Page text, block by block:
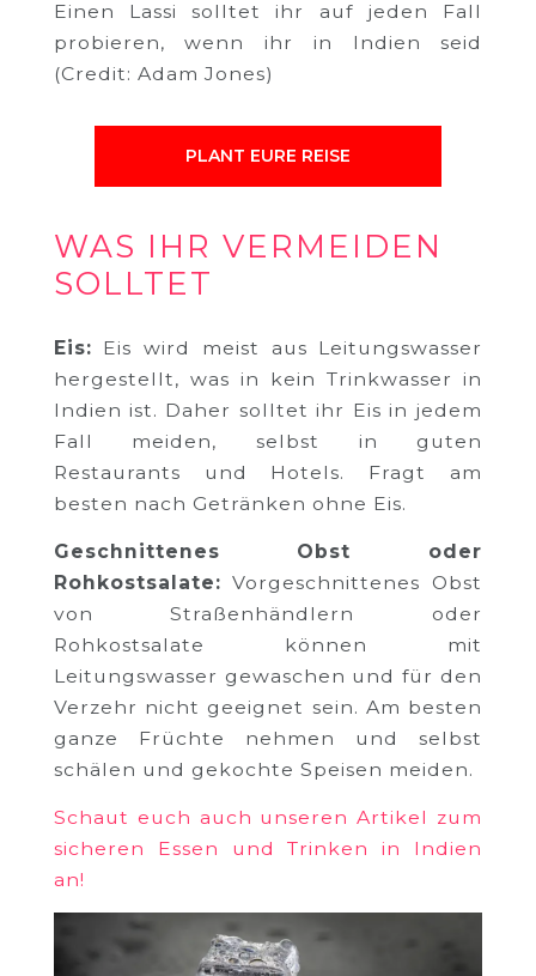
Einen Lassi solltet ihr auf jeden Fall
probieren, wenn ihr in Indien seid
(Credit: Adam Jones)
PLANT EURE REISE
WAS IHR VERMEIDEN
SOLLTET
Eis: Eis wird meist aus Leitungswasser
hergestellt, was in kein Trinkwasser in
Indien ist. Daher solltet ihr Eis in jedem
Fall meiden, selbst in guten
Restaurants und Hotels. Fragt am
besten nach Getränken ohne Eis.
Geschnittenes Obst oder
Rohkostsalate: Vorgeschnittenes Obst
von Straßenhändlern oder
Rohkostsalate können mit
Leitungswasser gewaschen und für den
Verzehr nicht geeignet sein. Am besten
ganze Früchte nehmen und selbst
schälen und gekochte Speisen meiden.
Schaut euch auch unseren Artikel zum
sicheren Essen und Trinken in Indien
an!